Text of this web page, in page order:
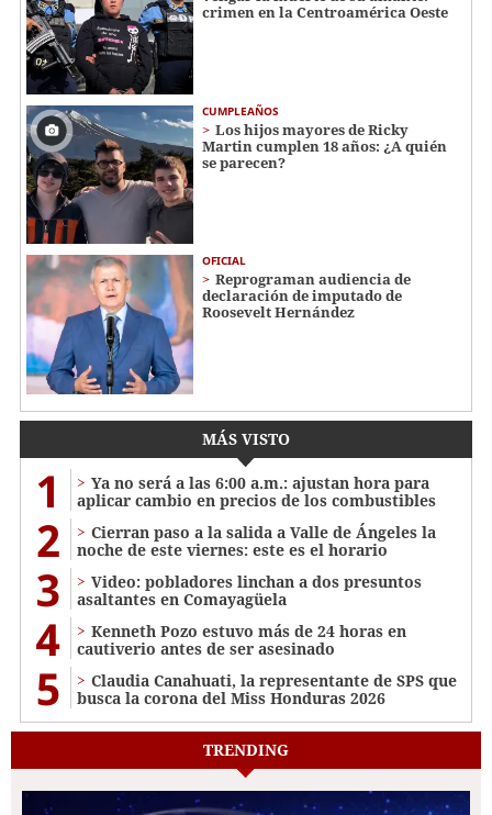
crimen en la Centroamérica Oeste
CUMPLEAÑOS
Los hijos mayores de Ricky
Martin cumplen 18 años: ¿A quién
se parecen?
OFICIAL
Reprograman audiencia de
declaración de imputado de
Roosevelt Hernández
MÁS VISTO
1
Ya no será a las 6:00 a.m.: ajustan hora para
aplicar cambio en precios de los combustibles
2
Cierran paso a la salida a Valle de Ángeles la
noche de este viernes: este es el horario
3
Video: pobladores linchan a dos presuntos
asaltantes en Comayagüela
4
Kenneth Pozo estuvo más de 24 horas en
cautiverio antes de ser asesinado
5
Claudia Canahuati, la representante de SPS que
busca la corona del Miss Honduras 2026
TRENDING